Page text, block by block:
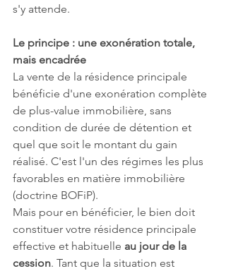
s'y attende.
Le principe : une exonération totale,
mais encadrée
La vente de la résidence principale
bénéficie d'une exonération complète
de plus-value immobilière, sans
condition de durée de détention et
quel que soit le montant du gain
réalisé. C'est l'un des régimes les plus
favorables en matière immobilière
(doctrine BOFiP).
Mais pour en bénéficier, le bien doit
constituer votre résidence principale
effective et habituelle au jour de la
cession. Tant que la situation est